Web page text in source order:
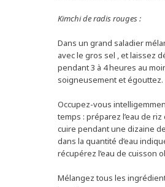
Kimchi de radis rouges :
Dans un grand saladier
avec le gros sel , et laissez
pendant 3 à 4 heures au
soigneusement et égouttez.
Occupez-vous
temps : préparez l’eau de
cuire pendant une dizaine
dans la quantité d’eau
récupérez l’eau de cuisson
Mélangez tous les